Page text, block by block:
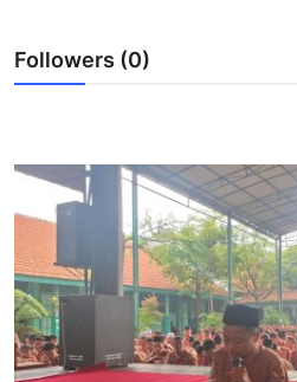
Followers (0)